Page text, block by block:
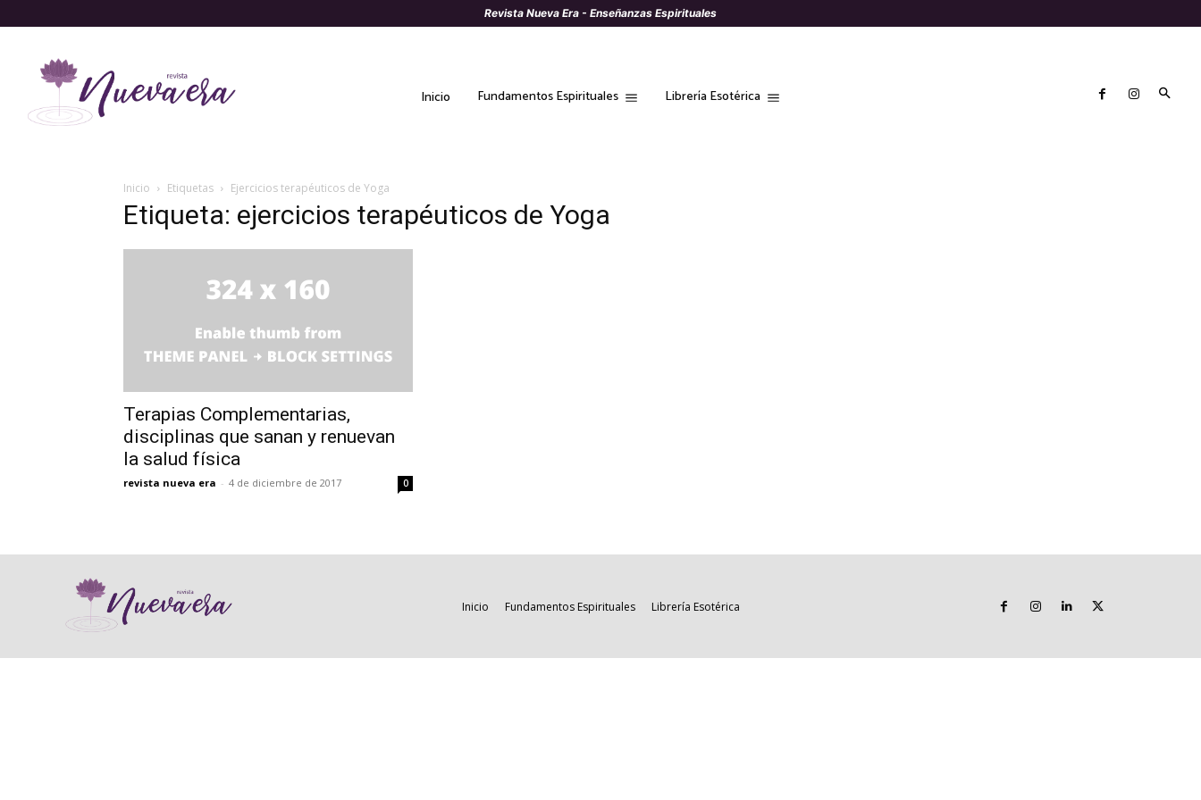
Revista Nueva Era - Enseñanzas Espirituales
Inicio Fundamentos Espirituales Librería Esotérica
Inicio Etiquetas Ejercicios terapéuticos de Yoga
Etiqueta: ejercicios terapéuticos de Yoga
Terapias Complementarias,
disciplinas que sanan y renuevan
la salud física
revista nueva era - 4 de diciembre de 2017 0
Inicio Fundamentos Espirituales Librería Esotérica